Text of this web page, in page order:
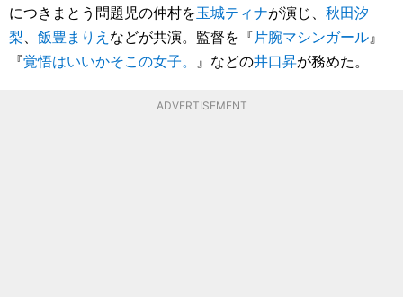
につきまとう問題児の仲村を玉城ティナが演じ、 秋田汐
梨、 飯豊まりえ などが共演。監督を『片腕マシンガール』
『覚悟はいいかそこの女子。 』などの井口昇が務めた。
ADVERTISEMENT